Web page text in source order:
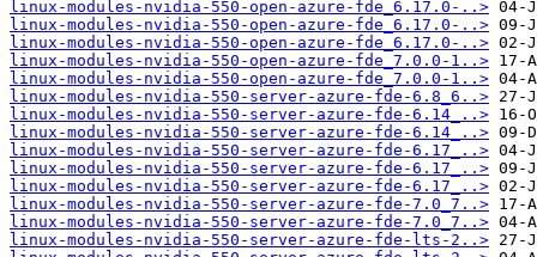
linux-modules-nvidia-550-open-azure-fde_6.17.0-..>
linux-modules-nvidia-550-open-azure-fde_6.17.0-..>
linux-modules-nvidia-550-open-azure-fde_6.17.0-..>
linux-modules-nvidia-550-open-azure-fde_7.0.0-1..>
linux-modules-nvidia-550-open-azure-fde_7.0.0-1..>
linux-modules-nvidia-550-server-azure-fde-6.8_6..>
linux-modules-nvidia-550-server-azure-fde-6.14_..>
linux-modules-nvidia-550-server-azure-fde-6.14_..>
linux-modules-nvidia-550-server-azure-fde-6.17_..>
linux-modules-nvidia-550-server-azure-fde-6.17_..>
linux-modules-nvidia-550-server-azure-fde-6.17_..>
linux-modules-nvidia-550-server-azure-fde-7.0_7..>
linux-modules-nvidia-550-server-azure-fde-7.0_7..>
linux-modules-nvidia-550-server-azure-fde-lts-2..>